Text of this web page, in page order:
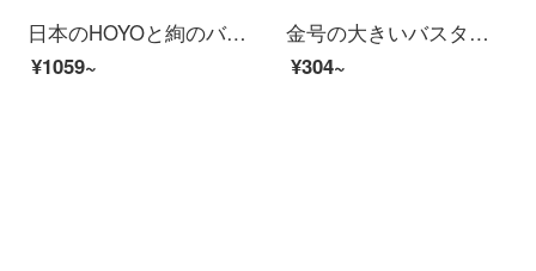
日本のHOYOと絢のバスタオルの薄いタイプの男女の夏の家庭用綿は吸水速乾毛大タオルの胡粉が落ちません。
¥1059~
金号の大きいバスタオルの純綿の女性の柔らかい吸水性風呂は速くて乾かないで毛の漫画のかわいい大人のタオルの薄いタイプの家庭用3271青い1条を落とします。
¥304~